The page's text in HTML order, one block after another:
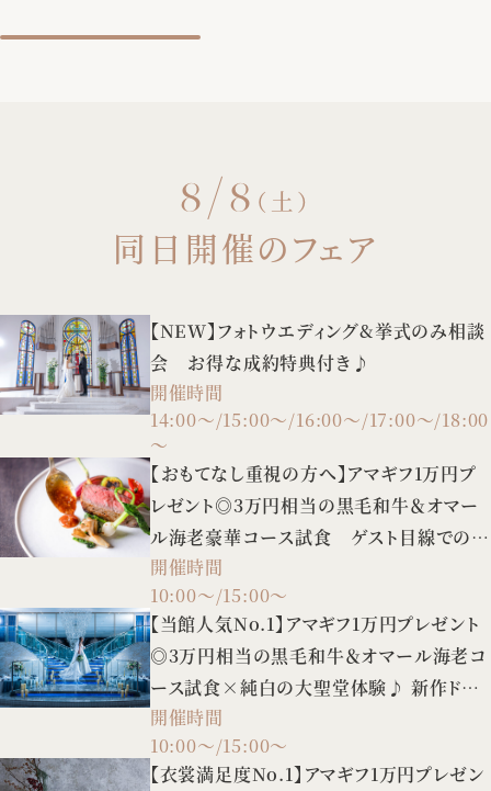
8/8 （土）
同日開催のフェア
【NEW】フォトウエディング&挙式のみ相談
会 お得な成約特典付き♪
開催時間
14:00～/15:00～/16:00～/17:00～/18:00
～
【おもてなし重視の方へ】アマギフ1万円プ
レゼント◎3万円相当の黒毛和牛＆オマー
ル海老豪華コース試食 ゲスト目線での会
場見学も♪
開催時間
10:00～/15:00～
【当館人気No.1】アマギフ1万円プレゼント
◎3万円相当の黒毛和牛＆オマール海老コ
ース試食×純白の大聖堂体験♪ 新作ドレ
スの試着や3タイプの会場案内など、憧れ
花嫁FULL体験BIGフェア！
開催時間
10:00～/15:00～
【衣裳満足度No.1】アマギフ1万円プレゼン